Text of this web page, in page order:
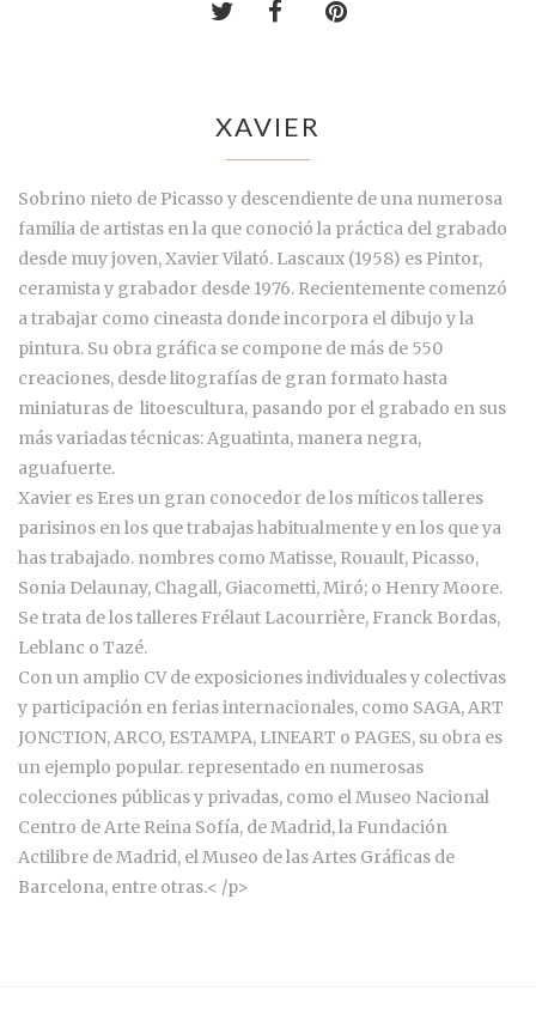
XAVIER
Sobrino nieto de Picasso y descendiente de una numerosa
familia de artistas en la que conoció la práctica del grabado
desde muy joven, Xavier Vilató. Lascaux (1958) es Pintor,
ceramista y grabador desde 1976. Recientemente comenzó
a trabajar como cineasta donde incorpora el dibujo y la
pintura. Su obra gráfica se compone de más de 550
creaciones, desde litografías de gran formato hasta
miniaturas de litoescultura, pasando por el grabado en sus
más variadas técnicas: Aguatinta, manera negra,
aguafuerte.
Xavier es Eres un gran conocedor de los míticos talleres
parisinos en los que trabajas habitualmente y en los que ya
has trabajado. nombres como Matisse, Rouault, Picasso,
Sonia Delaunay, Chagall, Giacometti, Miró; o Henry Moore.
Se trata de los talleres Frélaut Lacourrière, Franck Bordas,
Leblanc o Tazé.
Con un amplio CV de exposiciones individuales y colectivas
y participación en ferias internacionales, como SAGA, ART
JONCTION, ARCO, ESTAMPA, LINEART o PAGES, su obra es
un ejemplo popular. representado en numerosas
colecciones públicas y privadas, como el Museo Nacional
Centro de Arte Reina Sofía, de Madrid, la Fundación
Actilibre de Madrid, el Museo de las Artes Gráficas de
Barcelona, entre otras.< /p>